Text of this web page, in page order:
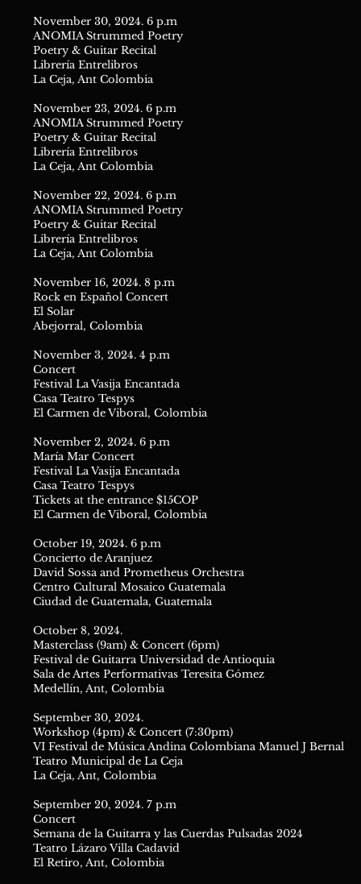
November 30, 2024. 6 p.m
ANOMIA Strummed Poetry
Poetry & Guitar Recital
Librería Entrelibros
La Ceja, Ant Colombia
November 23, 2024. 6 p.m
ANOMIA Strummed Poetry
Poetry & Guitar Recital
Librería Entrelibros
La Ceja, Ant Colombia
November 22, 2024. 6 p.m
ANOMIA Strummed Poetry
Poetry & Guitar Recital
Librería Entrelibros
La Ceja, Ant Colombia
November 16, 2024. 8 p.m
Rock en Español Concert
El Solar
Abejorral, Colombia
November 3, 2024. 4 p.m
Concert
Festival La Vasija Encantada
Casa Teatro Tespys
El Carmen de Viboral, Colombia
November 2, 2024. 6 p.m
María Mar Concert
Festival La Vasija Encantada
Casa Teatro Tespys
Tickets at the entrance $15COP
El Carmen de Viboral, Colombia
October 19, 2024. 6 p.m
Concierto de Aranjuez
David Sossa and Prometheus Orchestra
Centro Cultural Mosaico Guatemala
Ciudad de Guatemala, Guatemala
October 8, 2024.
Masterclass (9am) & Concert (6pm)
Festival de Guitarra Universidad de Antioquia
Sala de Artes Performativas Teresita Gómez
Medellín, Ant, Colombia
September 30, 2024.
Workshop (4pm) & Concert (7:30pm)
VI Festival de Música Andina Colombiana Manuel J Bernal
Teatro Municipal de La Ceja
La Ceja, Ant, Colombia
September 20, 2024. 7 p.m
Concert
Semana de la Guitarra y las Cuerdas Pulsadas 2024
Teatro Lázaro Villa Cadavid
El Retiro, Ant, Colombia